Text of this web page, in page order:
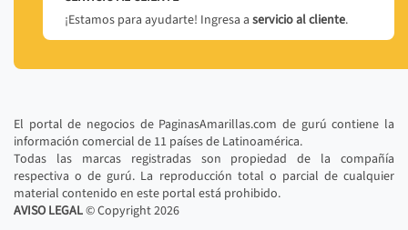
¡Estamos para ayudarte! Ingresa a servicio al cliente.
El portal de negocios de PaginasAmarillas.com de gurú contiene la
información comercial de 11 países de Latinoamérica.
Todas las marcas registradas son propiedad de la compañía
respectiva o de gurú. La reproducción total o parcial de cualquier
material contenido en este portal está prohibido.
AVISO LEGAL© Copyright2026